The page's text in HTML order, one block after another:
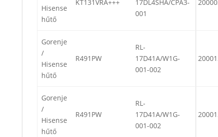
Hisense
hűtő
KT131VRA+++
17DL4SHA/CPA3-
001
Gorenje
/
Hisense
hűtő
R491PW
RL-
17D41A/W1G-
001-002
Gorenje
/
Hisense
hűtő
R491PW
RL-
17D41A/W1G-
001-002